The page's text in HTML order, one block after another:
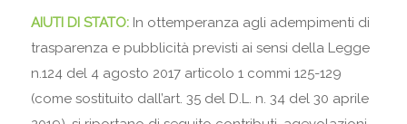
AIUTI DI STATO: In ottemperanza agli adempimenti di
trasparenza e pubblicità previsti ai sensi della Legge
n.124 del 4 agosto 2017 articolo 1 commi 125-129
(come sostituito dall’art. 35 del D.L. n. 34 del 30 aprile